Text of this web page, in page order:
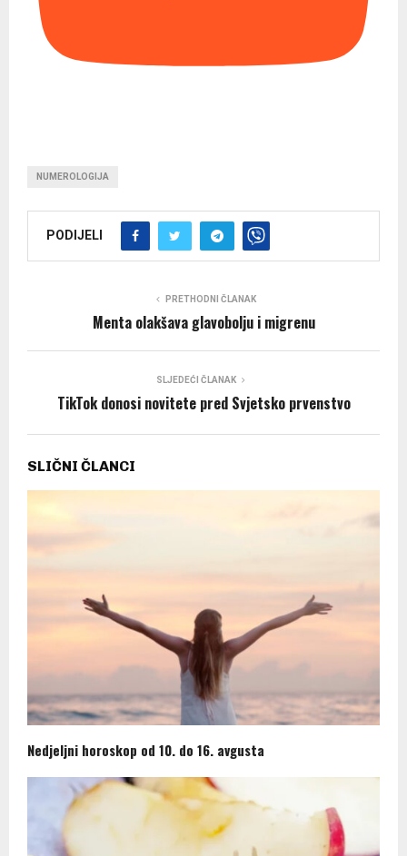
NUMEROLOGIJA
PODIJELI
PRETHODNI ČLANAK
Menta olakšava glavobolju i migrenu
SLJEDEĆI ČLANAK
TikTok donosi novitete pred Svjetsko prvenstvo
SLIČNI ČLANCI
Nedjeljni horoskop od 10. do 16. avgusta